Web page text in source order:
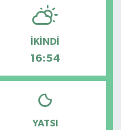
İKINDI
16:54
YATSI